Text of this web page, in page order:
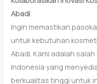
Abadi
Ingin memastikan
untuk kebutuhan
Abadi. Kami adalah
Indonesia yang
berkualitas tinggi untuk